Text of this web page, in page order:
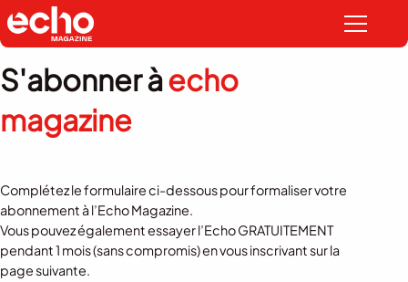
S'abonner àecho
magazine
Complétez le formulaire ci-dessous pour formaliser votre
abonnement à l’Echo Magazine.
Vous pouvez également essayer l’Echo GRATUITEMENT
pendant 1 mois (sans compromis) en vous inscrivant sur la
page suivante.